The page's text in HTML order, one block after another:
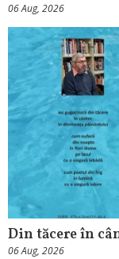
06 Aug, 2026
Din tăcere în
06 Aug, 2026